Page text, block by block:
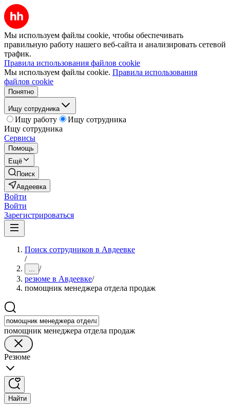
Мы используем файлы cookie, чтобы обеспечивать
правильную работу нашего веб-сайта и анализировать сетевой
трафик.
Правила использования файлов cookie
Мы используем файлы cookie. Правила использования
файлов cookie
Понятно
Ищу сотрудника
Ищу работу
Ищу сотрудника
Ищу сотрудника
Сервисы
Помощь
Ещё
Поиск
Авдеевка
Войти
Войти
Зарегистрироваться
Поиск сотрудников в Авдеевке
/
... /
резюме в Авдеевке/
помощник менеджера отдела продаж
помощник менеджера отдела продаж
Резюме
Найти